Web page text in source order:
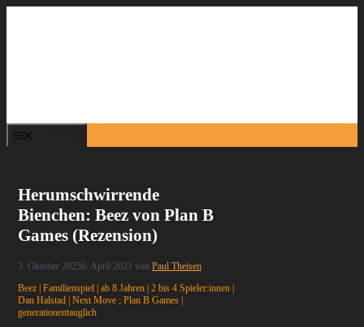
Herumschwirrende
Bienchen: Beez von Plan B
Games (Rezension)
3. Oktober 20256. April 2021 vonPaul Theisen
Beez | Familienspiel | ab 8 Jahren | 2 bis 4 Spieler:innen |
Dan Halstad | Next Move ; Plan B Games |
generationentauglich